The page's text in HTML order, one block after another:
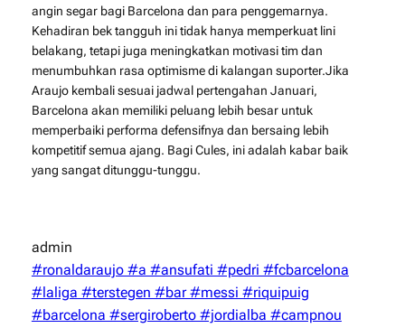
angin segar bagi Barcelona dan para penggemarnya.
Kehadiran bek tangguh ini tidak hanya memperkuat lini
belakang, tetapi juga meningkatkan motivasi tim dan
menumbuhkan rasa optimisme di kalangan suporter.Jika
Araujo kembali sesuai jadwal pertengahan Januari,
Barcelona akan memiliki peluang lebih besar untuk
memperbaiki performa defensifnya dan bersaing lebih
kompetitif semua ajang. Bagi Cules, ini adalah kabar baik
yang sangat ditunggu-tunggu.
admin
#ronaldaraujo #a #ansufati #pedri #fcbarcelona
#laliga #terstegen #bar #messi #riquipuig
#barcelona #sergiroberto #jordialba #campnou